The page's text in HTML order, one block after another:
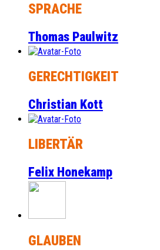
SPRACHE
Thomas Paulwitz
GERECHTIGKEIT
Christian Kott
LIBERTÄR
Felix Honekamp
GLAUBEN